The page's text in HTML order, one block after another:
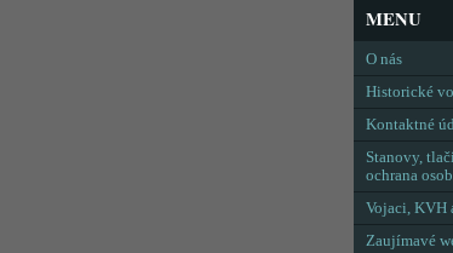
MENU
O nás
Historické
Kontaktné
Stanovy,
ochrana
Vojaci, KVH
Zaujímavé